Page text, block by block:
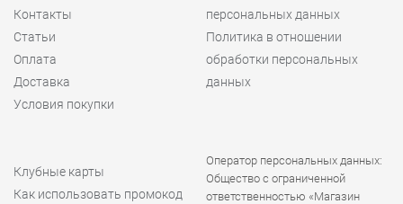
Контакты
Статьи
Оплата
Доставка
Условия покупки
персональных данных
Политика в отношении
обработки персональных
данных
Клубные карты
Как использовать промокод
Оператор персональных данных:
Общество с ограниченной
ответственностью «Магазин